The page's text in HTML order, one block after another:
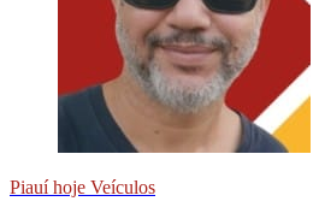
Piauí hoje Veículos